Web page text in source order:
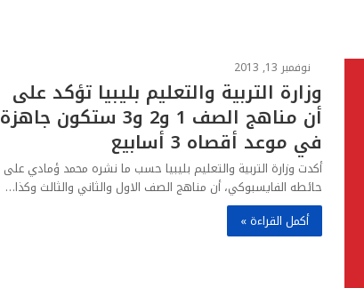
نوفمبر 13, 2013
وزارة التربية والتعليم بليبيا تؤكد على
أن مناهج الصف 1 و2 و3 ستكون جاهزة
في موعد أقصاه 3 أسابيع
أكدت وزارة التربية والتعليم بليبيا حسب ما نشره محمد ؤمادي على
حائطه الفايسبوكي، أن مناهج الصف الاول والثاني والثالث وكذا…
أكمل القراءة »